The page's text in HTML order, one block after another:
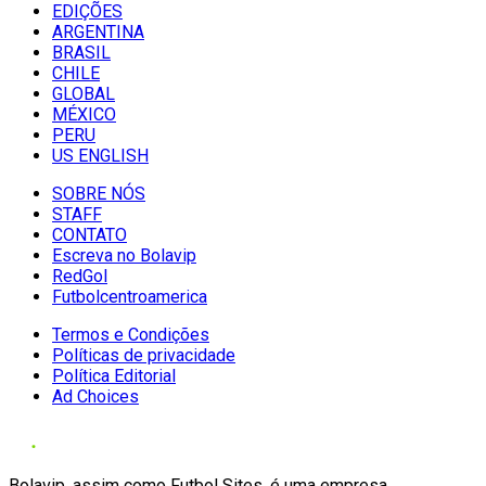
EDIÇÕES
ARGENTINA
BRASIL
CHILE
GLOBAL
MÉXICO
PERU
US ENGLISH
SOBRE NÓS
STAFF
CONTATO
Escreva no Bolavip
RedGol
Futbolcentroamerica
Termos e Condições
Políticas de privacidade
Política Editorial
Ad Choices